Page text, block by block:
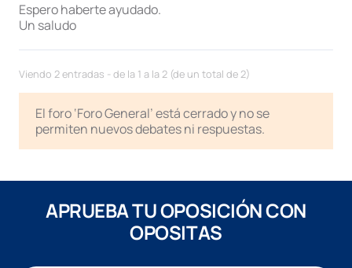
Espero haberte ayudado.
Un saludo
Viendo 2 entradas - de la 1 a la 2 (de un total de 2)
El foro ‘Foro General’ está cerrado y no se
permiten nuevos debates ni respuestas.
APRUEBA TU OPOSICIÓN CON
OPOSITAS